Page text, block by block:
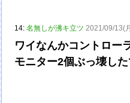
14:名無しが沸キ立ツ 2021/09/13(
ワイなんかコントロー
モニター2個ぶっ壊し